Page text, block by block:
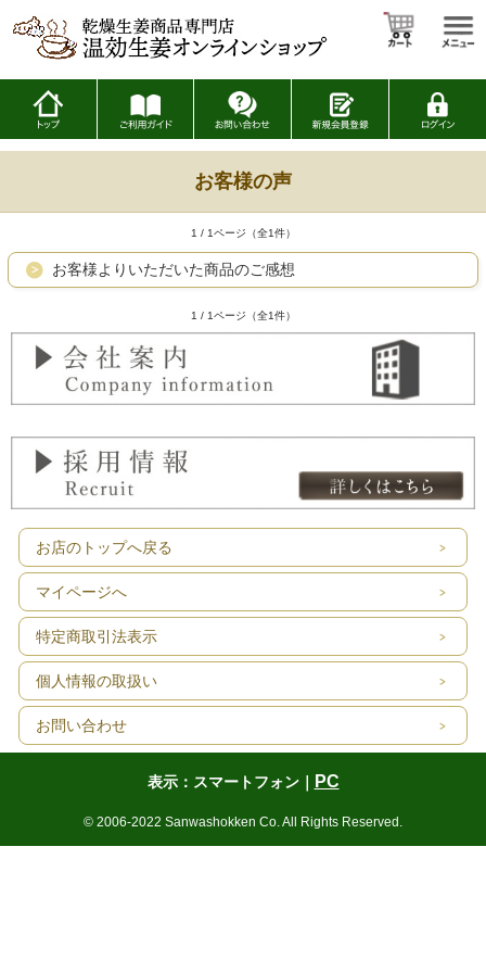
お客様の声
1 / 1ページ（全1件）
お客様よりいただいた商品のご感想
1 / 1ページ（全1件）
お店のトップへ戻る
マイページへ
特定商取引法表示
個人情報の取扱い
お問い合わせ
表示：スマートフォン｜ PC
© 2006-2022 Sanwashokken Co. All Rights Reserved.